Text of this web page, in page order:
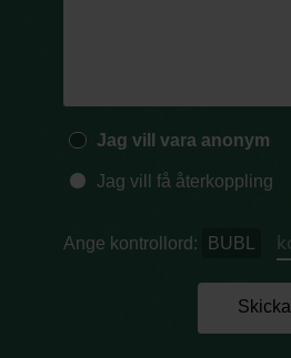
Jag vill vara anonym
Jag vill få återkoppling
Ange kontrollord: BUBL